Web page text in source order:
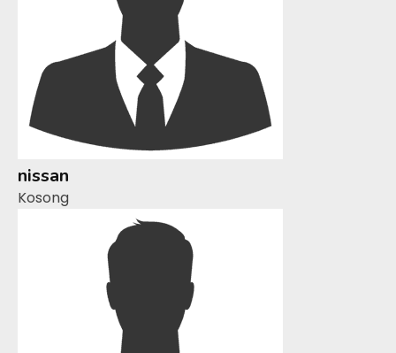
nissan
Kosong